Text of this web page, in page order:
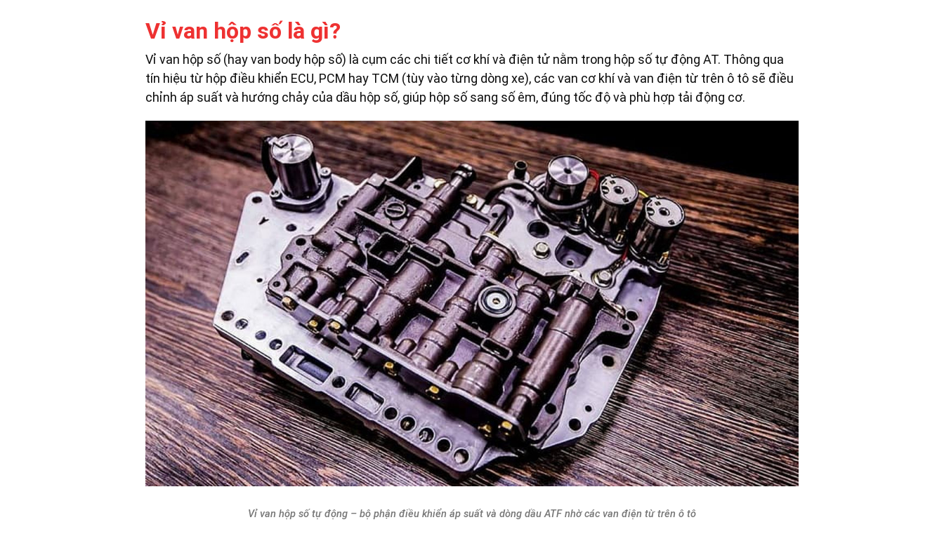
Vỉ van hộp số là gì?
Vỉ van hộp số (hay van body hộp số) là cụm các chi tiết cơ khí và điện tử nằm trong hộp số tự động AT. Thông qua
tín hiệu từ hộp điều khiển ECU, PCM hay TCM (tùy vào từng dòng xe), các van cơ khí và van điện từ trên ô tô sẽ điều
chỉnh áp suất và hướng chảy của dầu hộp số, giúp hộp số sang số êm, đúng tốc độ và phù hợp tải động cơ.
Vỉ van hộp số tự động – bộ phận điều khiển áp suất và dòng dầu ATF nhờ các van điện từ trên ô tô